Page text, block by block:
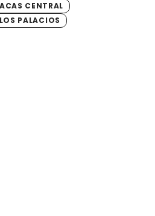
CENTRAL
PALACIOS